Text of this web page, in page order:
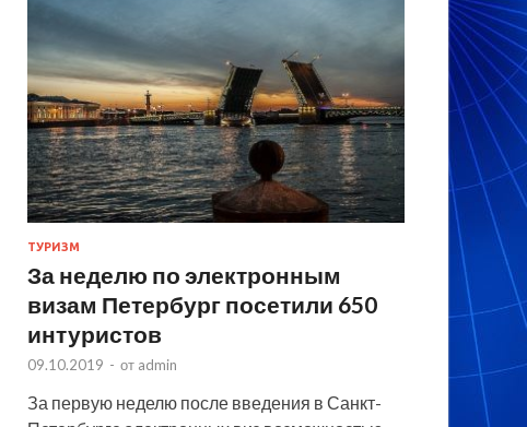
ТУРИЗМ
За неделю по электронным
визам Петербург посетили 650
интуристов
09.10.2019 - от admin
За первую неделю после введения в Санкт-